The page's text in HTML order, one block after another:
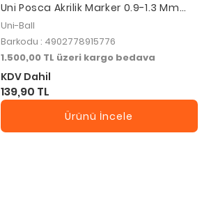
Uni Posca Akrilik Marker 0.9-1.3 Mm
Siyah PC-3M
Uni-Ball
Barkodu : 4902778915776
1.500,00 TL üzeri kargo bedava
KDV Dahil
139,90 TL
Ürünü İncele